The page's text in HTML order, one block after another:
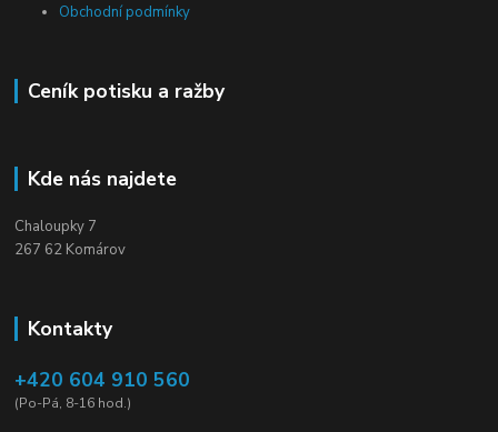
Obchodní podmínky
Ceník potisku a ražby
Kde nás najdete
Chaloupky 7
267 62 Komárov
Kontakty
+420 604 910 560
(Po-Pá, 8-16 hod.)